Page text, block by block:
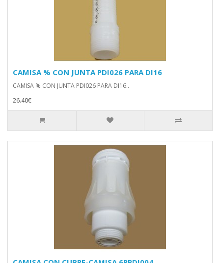
CAMISA % CON JUNTA PDI026 PARA DI16
CAMISA % CON JUNTA PDI026 PARA DI16..
26.40€